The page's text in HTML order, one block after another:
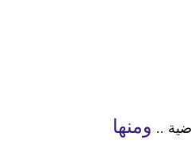
.. ومنها